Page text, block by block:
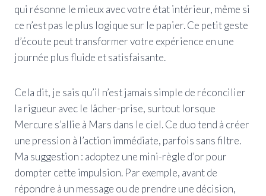
qui résonne le mieux avec votre état intérieur, même si
ce n’est pas le plus logique sur le papier. Ce petit geste
d’écoute peut transformer votre expérience en une
journée plus fluide et satisfaisante.
Cela dit, je sais qu’il n’est jamais simple de réconcilier
la rigueur avec le lâcher-prise, surtout lorsque
Mercure s’allie à Mars dans le ciel. Ce duo tend à créer
une pression à l’action immédiate, parfois sans filtre.
Ma suggestion : adoptez une mini-règle d’or pour
dompter cette impulsion. Par exemple, avant de
répondre à un message ou de prendre une décision,